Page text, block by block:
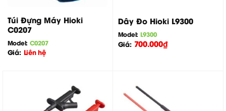
Túi Đựng Máy Hioki
C0207
Model: C0207
Giá: Liên hệ
Dây Đo Hioki L9300
Model: L9300
Giá: 700.000₫